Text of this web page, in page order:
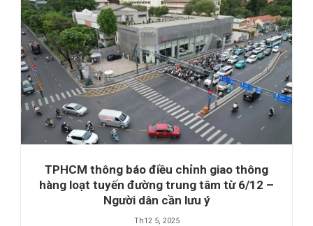
TPHCM thông báo điều chỉnh giao thông
hàng loạt tuyến đường trung tâm từ 6/12 –
Người dân cần lưu ý
Th12 5, 2025